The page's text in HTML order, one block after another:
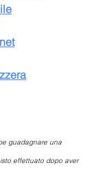
guadagnare una
effettuato dopo aver